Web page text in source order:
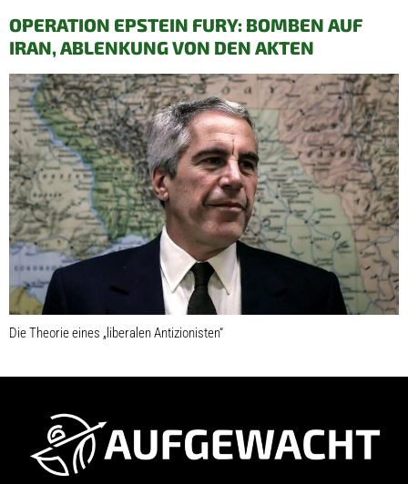
OPERATION EPSTEIN FURY: BOMBEN AUF
IRAN, ABLENKUNG VON DEN AKTEN
Die Theorie eines „liberalen Antizionisten“